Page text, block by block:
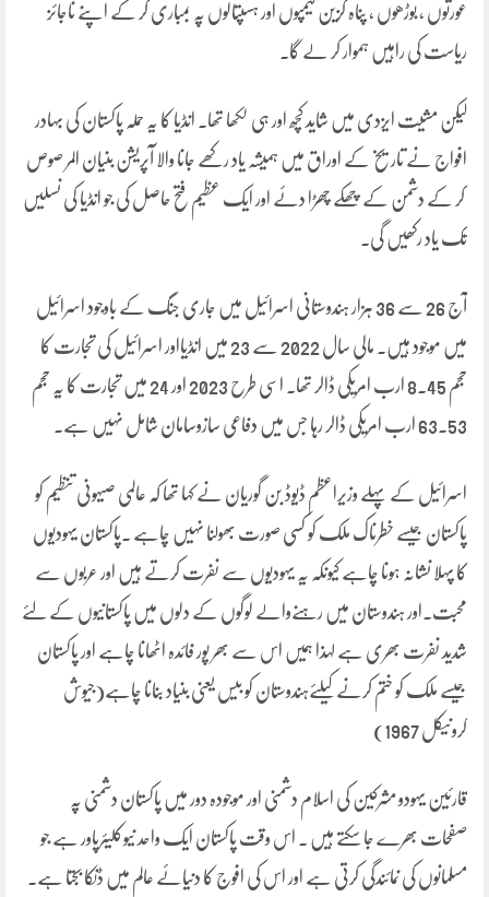
عورتوں ، بوڑھوں ، پناہ گزین کیمپوں اور ہسپتالوں پہ بمباری کر کے اپنے ناجائز
ریاست کی راہیں ہموار کر لے گا۔
لیکن مشیت ایزدی میں شاید کچھ اور ہی لکھا تھا۔ انڈیا کا یہ حملہ پاکستان کی بہادر
افواج نے تاریخ کے اوراق میں ہمیشہ یاد رکھے جانا والا آپریشن بنیان المر صوص
کر کے دشمن کے چھکے چھڑا دئے اور ایک عظیم فتح حاصل کی جو انڈیا کی نسلیں
تک یاد رکھیں گی۔
آج 26 سے 36 ہزار ہندوستانی اسرائیل میں جاری جنگ کے باوجود اسرائیل
میں موجود ہیں۔ مالی سال 2022 سے 23 میں انڈیااور اسرائیل کی تجارت کا
حجم 8.45 ارب امریکی ڈالر تھا۔ اسی طرح 2023 اور 24 میں تجارت کا یہ حجم
63.53 ارب امریکی ڈالر رہا جس میں دفاعی سازوسامان شامل نہیں ہے۔
اسرائیل کے پہلے وزیراعظم ڈیوڈ بن گوریان نے کہا تھا کہ عالمی صیہونی تنظیم کو
پاکستان جیسے خطرناک ملک کو کسی صورت بھولنا نہیں چاہے ۔پاکستان یہودیوں
کا پہلا نشانہ ہونا چاہے کیونکہ یہ یہودیوں سے نفرت کرتے ہیں اور عربوں سے
محبت۔اور ہندوستان میں رہنےوالے لوگوں کے دلوں میں پاکستانیوں کے لئے
شدید نفرت بھری ہے لہذا ہمیں اس سے بھر پور فائدہ اٹھانا چاہے اور پاکستان
جیسے ملک کو ختم کرنے کیلئےہندوستان کو بیس یعنی بنیاد بنانا چاہے(جیوش
کرونیکل 1967)
قارئین یہودو مشرکین کی اسلام دشمنی اور موجودہ دور میں پاکستان دشمنی پہ
صفحات بھرے جا سکتے ہیں ۔ اس وقت پاکستان ایک واحد نیوکلیئرپاور ہے جو
مسلمانوں کی نمائندگی کرتی ہے اور اس کی افوج کا دنیائے عالم میں ڈنکا بجتا ہے۔